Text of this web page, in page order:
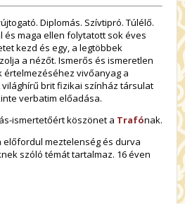
Diplomás. Szívtipró. Túlélő.
és maga ellen folytatott sok éves
kezd és egy, a legtöbbek
a nézőt. Ismerős és ismeretlen
vivőanyag a
brit fizikai színház társulat
verbatim előadása.
ismertetőért köszönet a Trafónak.
előfordul meztelenség és durva
szóló témát tartalmaz. 16 éven